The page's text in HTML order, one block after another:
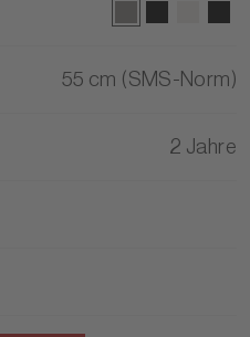
55 cm (SMS-Norm)
2 Jahre